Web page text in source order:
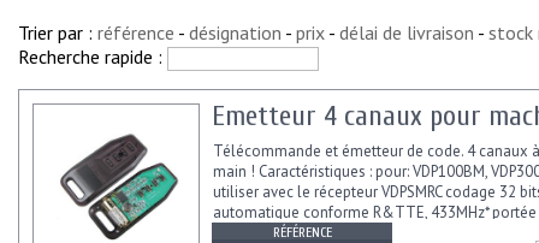
Trier par : référence - désignation - prix - délai de livraison - stock
Recherche rapide :
Emetteur 4 canaux pour
Télécommande et émetteur de code. 4 canaux
main ! Caractéristiques : pour: VDP100BM,
utiliser avec le récepteur VDPSMRC codage 32
automatique conforme R&TTE, 433MHz*
RÉFÉRENCE